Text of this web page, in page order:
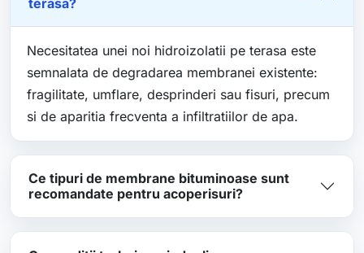
Necesitatea unei noi hidroizolatii pe terasa este
semnalata de degradarea membranei existente:
fragilitate, umflare, desprinderi sau fisuri, precum
si de aparitia frecventa a infiltratiilor de apa.
Ce tipuri de membrane bituminoase sunt
recomandate pentru acoperisuri?